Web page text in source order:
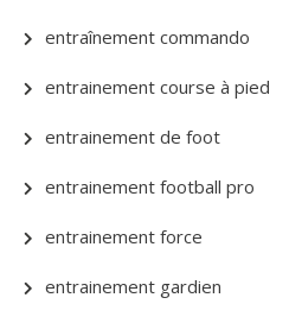
entraînement commando
entrainement course à pied
entrainement de foot
entrainement football pro
entrainement force
entrainement gardien